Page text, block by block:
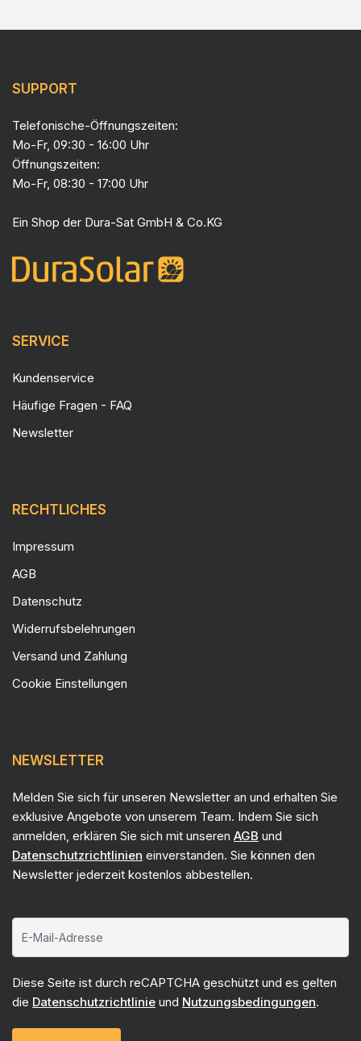
SUPPORT
Telefonische-Öffnungszeiten:
Mo-Fr, 09:30 - 16:00 Uhr
Öffnungszeiten:
Mo-Fr, 08:30 - 17:00 Uhr
Ein Shop der Dura-Sat GmbH & Co.KG
SERVICE
Kundenservice
Häufige Fragen - FAQ
Newsletter
RECHTLICHES
Impressum
AGB
Datenschutz
Widerrufsbelehrungen
Versand und Zahlung
Cookie Einstellungen
NEWSLETTER
Melden Sie sich für unseren Newsletter an und erhalten Sie
exklusive Angebote von unserem Team. Indem Sie sich
anmelden, erklären Sie sich mit unseren AGB und
Datenschutzrichtlinien einverstanden. Sie können den
Newsletter jederzeit kostenlos abbestellen.
Diese Seite ist durch reCAPTCHA geschützt und es gelten
die Datenschutzrichtlinie und Nutzungsbedingungen.